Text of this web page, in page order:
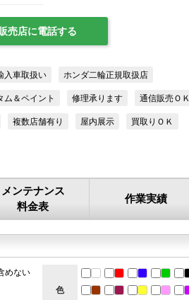
売店に電話する
入車取扱い ホンダ二輪正規取扱店
ム＆ペイント 修理承ります 通信販売ＯＫ
複数店舗有り 屋内展示 買取りＯＫ
メンテナンス
料金表
作業実績
めない
色